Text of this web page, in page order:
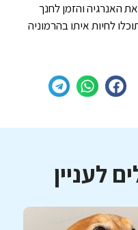
האנרגיה והזמן לחנך
לחיות איתו בהרמוניה
לעניין